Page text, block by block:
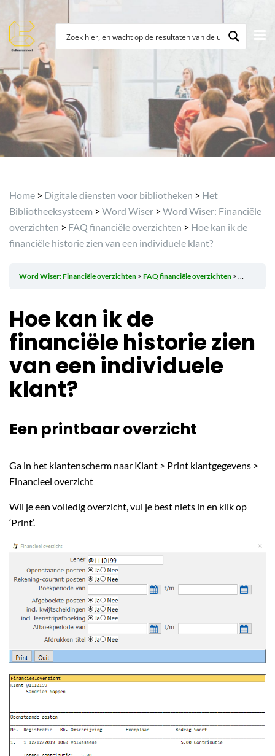
Archief
Home > Digitale diensten voor bibliotheken > Het
Bibliotheeksysteem > Word Wiser > Word Wiser: Financiële
overzichten > FAQ financiële overzichten > Hoe kan ik de
financiële historie zien van een individuele klant?
Word Wiser: Financiële overzichten FAQ financiële overzichten Hoe kan ik
Hoe kan ik de
financiële historie zien
van een individuele
klant?
Een printbaar overzicht
Ga in het klantenscherm naar Klant > Print klantgegevens >
Financieel overzicht
Wil je een volledig overzicht, vul je best niets in en klik op
‘Print’.